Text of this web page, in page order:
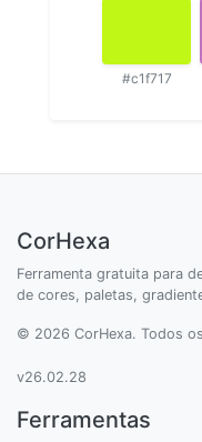
#c1f717
CorHexa
Ferramenta gratuita para
de cores, paletas,
© 2026 CorHexa. Todos
v26.02.28
Ferramentas